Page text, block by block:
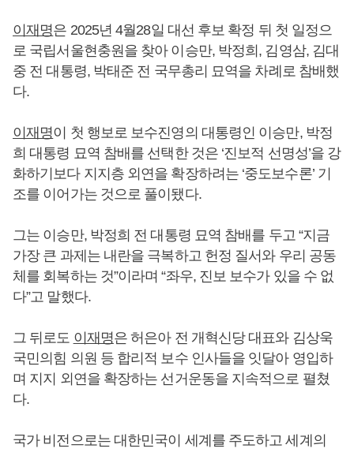
이재명은 2025년 4월28일 대선 후보 확정 뒤 첫 일정으
로 국립서울현충원을 찾아 이승만, 박정희, 김영삼, 김대
중 전 대통령, 박태준 전 국무총리 묘역을 차례로 참배했
다.
이재명이 첫 행보로 보수진영의 대통령인 이승만, 박정
희 대통령 묘역 참배를 선택한 것은 ‘진보적 선명성’을 강
화하기보다 지지층 외연을 확장하려는 ‘중도보수론’ 기
조를 이어가는 것으로 풀이됐다.
그는 이승만, 박정희 전 대통령 묘역 참배를 두고 “지금
가장 큰 과제는 내란을 극복하고 헌정 질서와 우리 공동
체를 회복하는 것”이라며 “좌우, 진보 보수가 있을 수 없
다”고 말했다.
그 뒤로도 이재명은 허은아 전 개혁신당 대표와 김상욱
국민의힘 의원 등 합리적 보수 인사들을 잇달아 영입하
며 지지 외연을 확장하는 선거운동을 지속적으로 펼쳤
다.
국가 비전으로는 대한민국이 세계를 주도하고 세계의